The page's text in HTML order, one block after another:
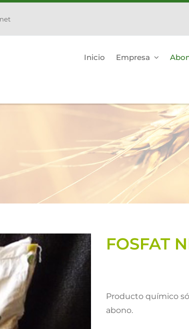
Inicio Empresa
FOSFAT
Producto químico
abono.